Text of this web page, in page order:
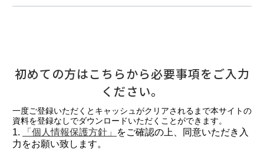
初めての方はこちらから必要事項をご入力
ください。
一度ご登録いただくとキャッシュがクリアされるまで本サイトの
資料を登録なしでダウンロードいただくことができます。
1. 「個人情報保護方針」
をご確認の上、同意いただき入
力をお願い致します。